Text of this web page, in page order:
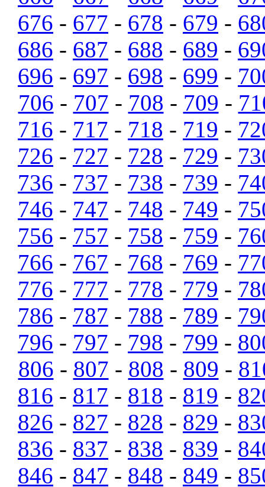
676 - 677 - 678 - 679 -
686 - 687 - 688 - 689 -
696 - 697 - 698 - 699 -
706 - 707 - 708 - 709 -
716 - 717 - 718 - 719 -
726 - 727 - 728 - 729 -
736 - 737 - 738 - 739 -
746 - 747 - 748 - 749 -
756 - 757 - 758 - 759 -
766 - 767 - 768 - 769 -
776 - 777 - 778 - 779 -
786 - 787 - 788 - 789 -
796 - 797 - 798 - 799 -
806 - 807 - 808 - 809 -
816 - 817 - 818 - 819 -
826 - 827 - 828 - 829 -
836 - 837 - 838 - 839 -
846 - 847 - 848 - 849 -